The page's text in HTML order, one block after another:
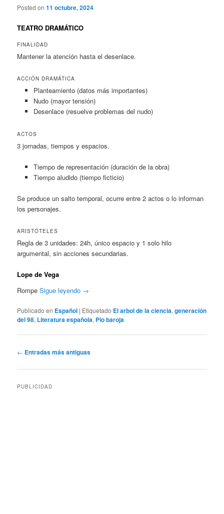
Posted on11 octubre, 2024
TEATRO DRAMÁTICO
FINALIDAD
Mantener la atención hasta el desenlace.
ACCIÓN DRAMÁTICA
Planteamiento (datos más importantes)
Nudo (mayor tensión)
Desenlace (resuelve problemas del nudo)
ACTOS
3 jornadas, tiempos y espacios.
Tiempo de representación (duración de la obra)
Tiempo aludido (tiempo ficticio)
Se produce un salto temporal, ocurre entre 2 actos o lo informan
los personajes.
ARISTÓTELES
Regla de 3 unidades: 24h, único espacio y 1 solo hilo
argumental, sin acciones secundarias.
Lope de Vega
RompeSigue leyendo →
Publicado en Español | Etiquetado El arbol de la ciencia,generación
del 98, Literatura española, Pio baroja
Navegación
entradas
← Entradas más antiguas
PUBLICIDAD